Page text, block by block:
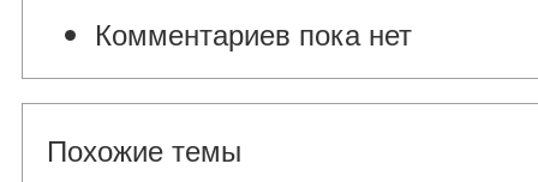
Комментариев пока нет
Похожие темы